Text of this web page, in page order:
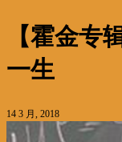
【霍金专
一生
14 3 月, 2018